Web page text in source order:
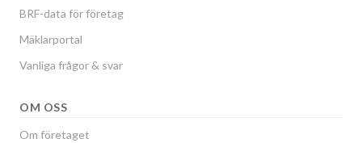
BRF-data för företag
Mäklarportal
Vanliga frågor & svar
OM OSS
Om företaget